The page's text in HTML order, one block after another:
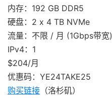
内存：192 GB DDR5
硬盘：2 x 4 TB NVMe
流量：不限 / 月 (1Gbps带宽)
IPv4：1
$204/月
优惠码：YE24TAKE25
购买链接 （洛杉矶）